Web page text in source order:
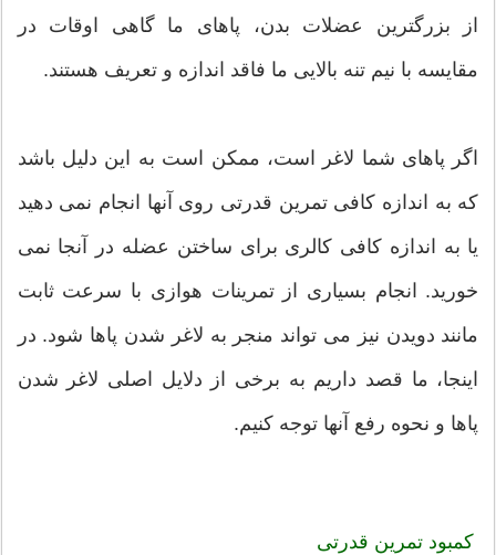
از بزرگترین عضلات بدن، پاهای ما گاهی اوقات در
مقایسه با نیم تنه بالایی ما فاقد اندازه و تعریف هستند.
اگر پاهای شما لاغر است، ممکن است به این دلیل باشد
که به اندازه کافی تمرین قدرتی روی آنها انجام نمی دهید
یا به اندازه کافی کالری برای ساختن عضله در آنجا نمی
خورید. انجام بسیاری از تمرینات هوازی با سرعت ثابت
مانند دویدن نیز می تواند منجر به لاغر شدن پاها شود. در
اینجا، ما قصد داریم به برخی از دلایل اصلی لاغر شدن
پاها و نحوه رفع آنها توجه کنیم.
کمبود تمرین قدرتی